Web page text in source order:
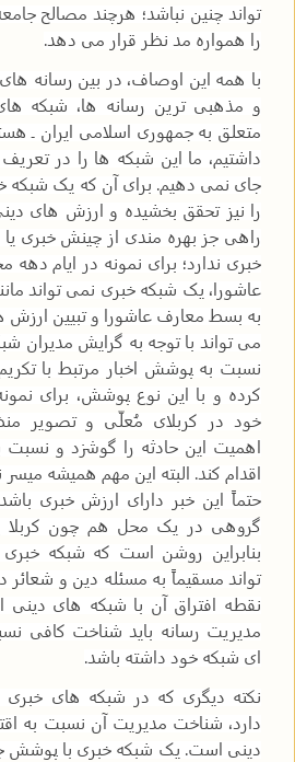
تواند چنین نباشد؛ هرچند مصالح
را همواره مد نظر قرار می دهد.
با همه این اوصاف، در بین رسانه
و مذهبی ترین رسانه ها، شبکه
متعلق به جمهوری اسلامی ایران ـ
داشتیم، ما این شبکه ها را در
جای نمی دهیم. برای آن که یک شبکه
را نیز تحقق بخشیده و ارزش های
راهی جز بهره مندی از چینش خبری
خبری ندارد؛ برای نمونه در ایام دهه
عاشورا، یک شبکه خبری نمی تواند
به بسط معارف عاشورا و تبیین ارزش
می تواند با توجه به گرایش مدیران
نسبت به پوشش اخبار مرتبط با
کرده و با این نوع پوشش، برای
خود در کربلای مُعلّی و تصویر
اهمیت این حادثه را گوشزد و
اقدام کند. البته این مهم همیشه
حتماً این خبر دارای ارزش خبری
گروهی در یک محل هم چون کربلا
بنابراین روشن است که شبکه
تواند مسقیماً به مسئله دین و شعائر
نقطه افتراق آن با شبکه های دینی
مدیریت رسانه باید شناخت کافی
ای شبکه خود داشته باشد.
نکته دیگری که در شبکه های خبری
دارد، شناخت مدیریت آن نسبت به
دینی است. یک شبکه خبری با پوشش